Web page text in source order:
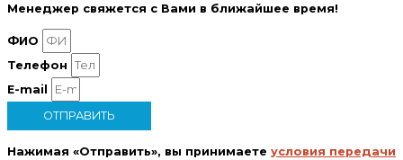
Менеджер свяжется с Вами в ближайшее время!
ФИО
Телефон
E-mail
ОТПРАВИТЬ
Нажимая «Отправить», вы принимаете условия передачи